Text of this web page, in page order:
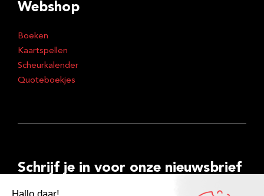
Webshop
Boeken
Kaartspellen
Scheurkalender
Quoteboekjes
Schrijf je in voor onze nieuwsbrief